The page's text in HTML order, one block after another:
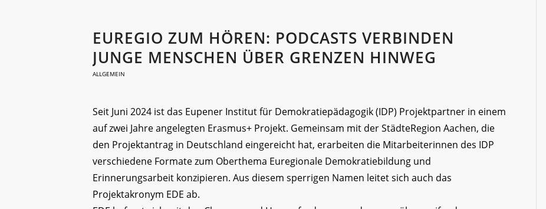
EUREGIO ZUM HÖREN: PODCASTS VERBINDEN
JUNGE MENSCHEN ÜBER GRENZEN HINWEG
ALLGEMEIN
Seit Juni 2024 ist das Eupener Institut für Demokratiepädagogik (IDP) Projektpartner in einem
auf zwei Jahre angelegten Erasmus+ Projekt. Gemeinsam mit der StädteRegion Aachen, die
den Projektantrag in Deutschland eingereicht hat, erarbeiten die Mitarbeiterinnen des IDP
verschiedene Formate zum Oberthema Euregionale Demokratiebildung und
Erinnerungsarbeit konzipieren. Aus diesem sperrigen Namen leitet sich auch das
Projektakronym EDE ab.